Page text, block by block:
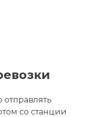
со станции